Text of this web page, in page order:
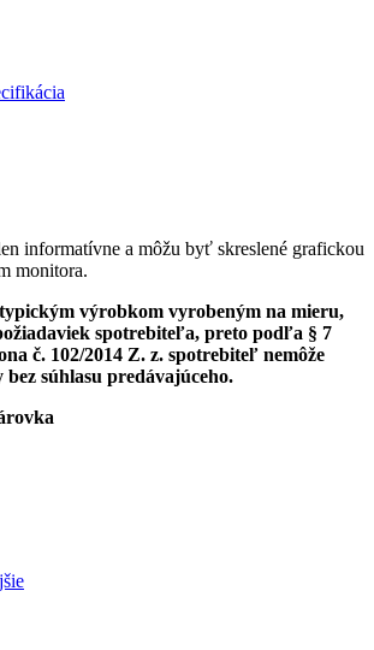
informatívne a môžu byť skreslené grafickou
monitora.
výrobkom vyrobeným na mieru,
spotrebiteľa, preto podľa § 7
č. 102/2014 Z. z. spotrebiteľ nemôže
súhlasu predávajúceho.